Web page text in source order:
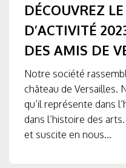
DÉCOUVREZ
D’ACTIVITÉ
DES AMIS DE
Notre société
château de Versailles.
qu’il représente dans
dans l’histoire des
et suscite en nous...